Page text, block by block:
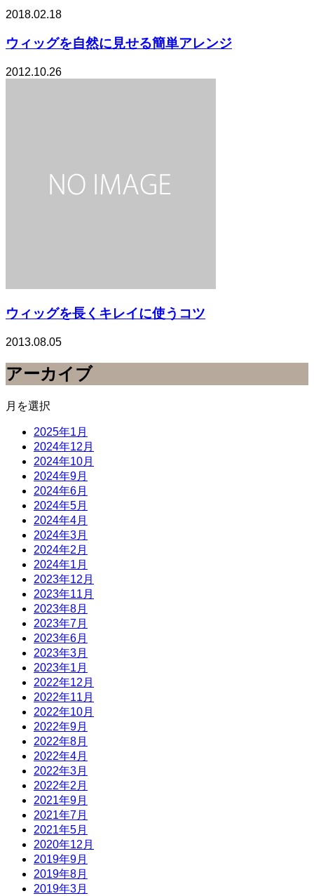
2018.02.18
ウィッグを自然に見せる簡単アレンジ
2012.10.26
ウィッグを長くキレイに使うコツ
2013.08.05
アーカイブ
月を選択
2025年1月
2024年12月
2024年10月
2024年9月
2024年6月
2024年5月
2024年4月
2024年3月
2024年2月
2024年1月
2023年12月
2023年11月
2023年8月
2023年7月
2023年6月
2023年3月
2023年1月
2022年12月
2022年11月
2022年10月
2022年9月
2022年8月
2022年4月
2022年3月
2022年2月
2021年9月
2021年7月
2021年5月
2020年12月
2019年9月
2019年8月
2019年3月